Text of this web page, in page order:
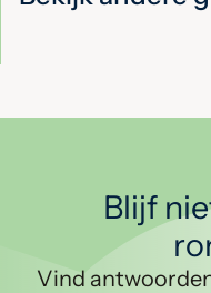
Blijf
Vind